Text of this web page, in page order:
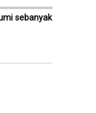
sebanyak